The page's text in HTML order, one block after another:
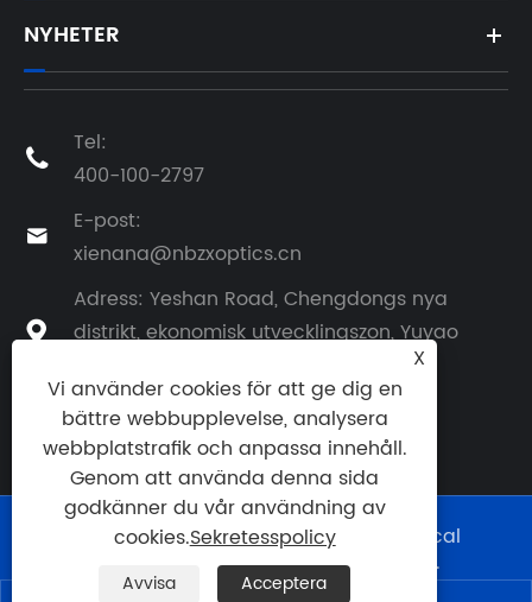
NYHETER

Tel:
400-100-2797

E-post:
xienana@nbzxoptics.cn

Adress: Yeshan Road, Chengdongs nya
distrikt, ekonomisk utvecklingszon, Yuyao
Copyright © 2024 Ningbo Zhixing Optical
Technology Co., Ltd. Med ensamrätt.
X
Vi använder cookies för att ge dig en
bättre webbupplevelse, analysera
webbplatstrafik och anpassa innehåll.
Genom att använda denna sida
godkänner du vår användning av
cookies.Sekretesspolicy
Avvisa Acceptera